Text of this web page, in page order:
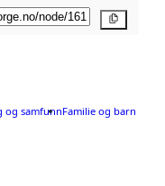
og samfunnFamilie og barn